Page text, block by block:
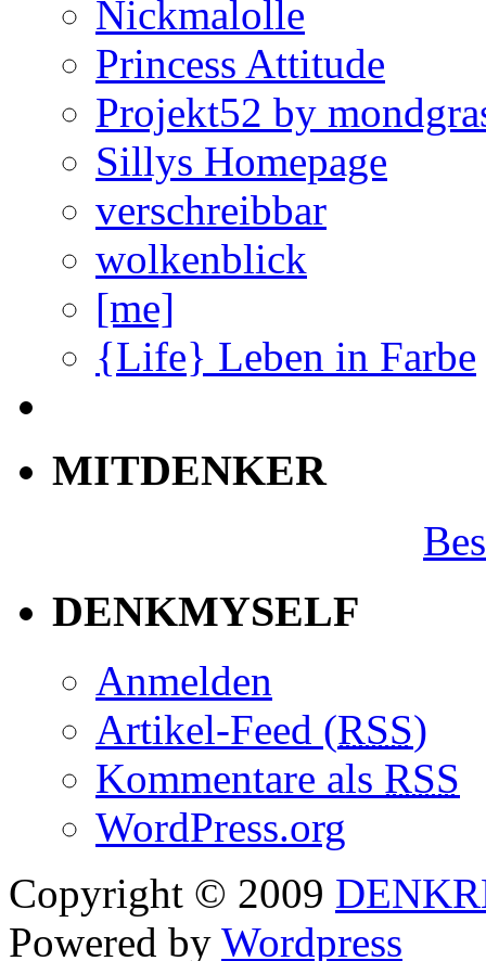
Nickmalolle
Princess Attitude
Projekt52 by
Sillys Homepage
verschreibbar
wolkenblick
[me]
{Life} Leben in Farbe
MITDENKER
DENKMYSELF
Anmelden
Artikel-Feed (RSS)
Kommentare als RSS
WordPress.org
Copyright © 2009
Powered by Wordpress